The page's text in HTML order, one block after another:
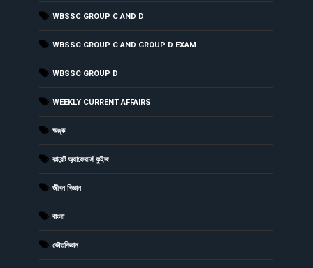
WBSSC GROUP C AND D
WBSSC GROUP C AND GROUP D EXAM
WBSSC GROUP D
WEEKLY CURRENT AFFAIRS
অঙ্ক
কারেন্ট অ্যাফেয়ার্স কুইজ
জীবন বিজ্ঞান
বাংলা
ভৌতবিজ্ঞান